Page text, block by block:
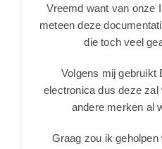
Vreemd want van onze
meteen deze
die toch veel
Volgens mij gebruikt
electronica dus deze
andere merken al
Graag zou ik